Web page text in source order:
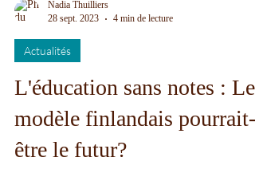
Nadia Thuilliers
28 sept. 2023
4 min de lecture